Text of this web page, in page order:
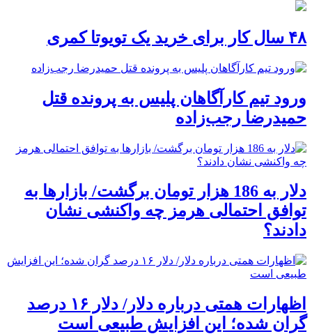
۴۸ سال کار برای خرید یک تویوتا کمری
ورود تیم کارآگاهان پلیس به پرونده قتل
حمیدرضا رجب‌زاده
دلار به 186 هزار تومان برگشت/ بازارها به
توافق احتمالی هرمز چه واکنشی نشان
دادند؟
اظهارات همتی درباره دلار/ دلار ۱۶ درصد
گران شده؛ این افزایش طبیعی است